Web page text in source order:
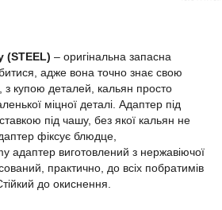
(STEEL) – оригінальна запасна
адже вона точно знає свою
з купою деталей, кальян просто
міцної деталі. Адаптер під
під чашу, без якої кальян не
фіксує блюдце,
адаптер виготовлений з нержавіючої
практично, до всіх побратимів
до окиснення.